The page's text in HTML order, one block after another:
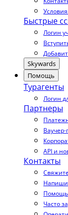
Быстрые
Логин
Skywards
Помощь
Турагенты
Логин
Партнеры
API и
Контакты
Помощь
Часто